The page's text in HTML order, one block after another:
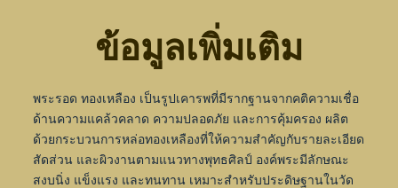
ข้อมูลเพิ่มเติม
พระรอด ทองเหลือง เป็นรูปเคารพที่มีรากฐานจากคติความเชื่อ
ด้านความแคล้วคลาด ความปลอดภัย และการคุ้มครอง ผลิต
ด้วยกระบวนการหล่อทองเหลืองที่ให้ความสำคัญกับรายละเอียด
สัดส่วน และผิวงานตามแนวทางพุทธศิลป์ องค์พระมีลักษณะ
สงบนิ่ง แข็งแรง และทนทาน เหมาะสำหรับประดิษฐานในวัด